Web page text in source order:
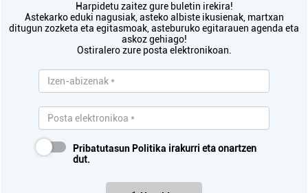
Harpidetu zaitez gure buletin irekira!
Astekarko eduki nagusiak, asteko albiste ikusienak, martxan
ditugun zozketa eta egitasmoak, asteburuko egitarauen agenda eta
askoz gehiago!
Ostiralero zure posta elektronikoan.
Pribatutasun Politika irakurri eta onartzen
dut.